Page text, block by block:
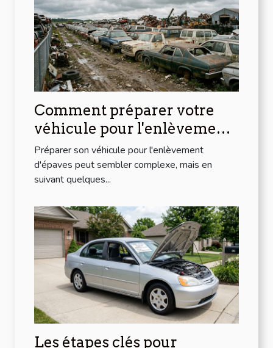
Comment préparer votre
véhicule pour l'enlèvement
d'épaves ?
Préparer son véhicule pour l'enlèvement
d'épaves peut sembler complexe, mais en
suivant quelques...
Les étapes clés pour